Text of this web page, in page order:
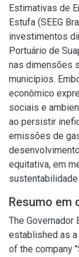
Estimativas de
Estufa (SEEG
investimentos
Portuário de
nas dimensões
municípios.
econômico
sociais e
ao persistir
emissões de
equitativa, em
sustentabilidade
Resumo em
The Governador
established as
of the company